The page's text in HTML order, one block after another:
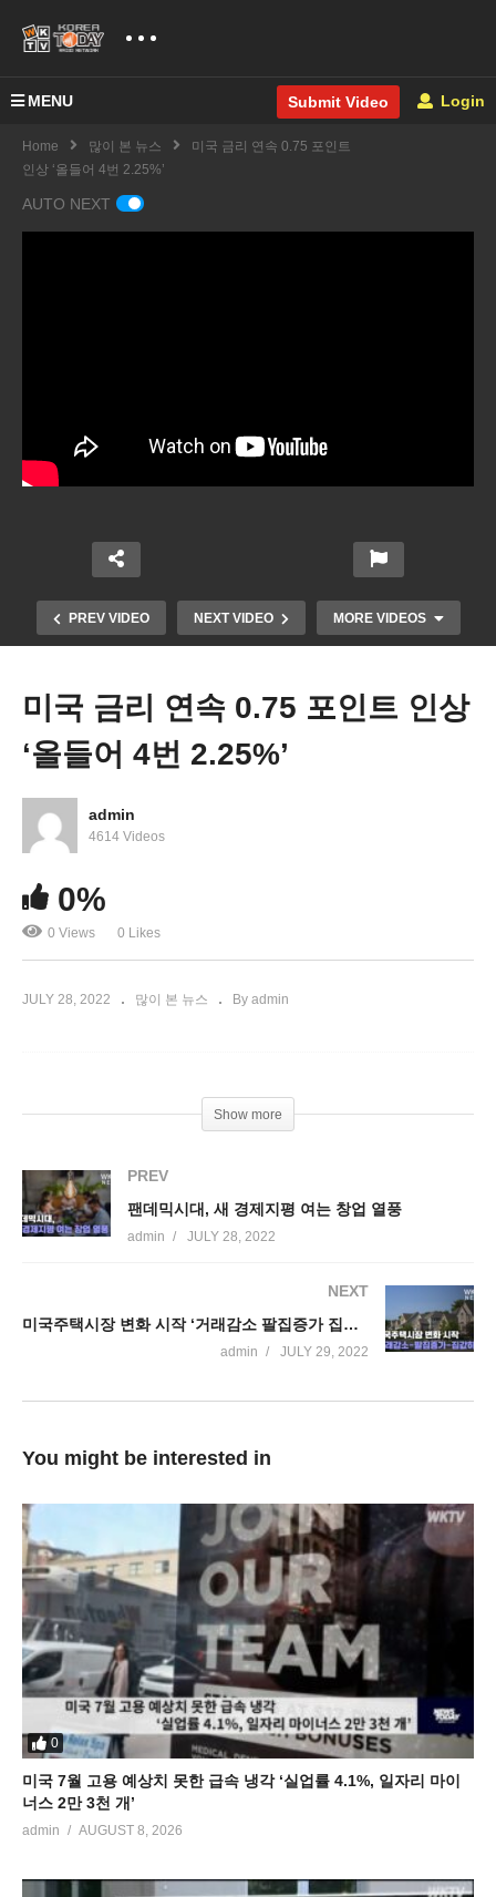
MENU Submit Video Login
Home 많이 본 뉴스
미국 금리 연속 0.75 포인트
인상 ‘올들어 4번 2.25%’
AUTO NEXT
PREV VIDEO NEXT VIDEO MORE VIDEOS
너지 비용 절약
미국 금리 연속 0.75 포인트 인상
‘올들어 4번 2.25%’
admin
4614 Videos
0%
0 Views 0 Likes
JULY 28, 2022 많이 본 뉴스 By admin
Show more
PREV
팬데믹시대, 새 경제지평 여는 창업 열풍
admin JULY 28, 2022
NEXT
미국주택시장 변화 시작 ‘거래감소 팔집증가 집갑하락’
admin JULY 29, 2022
You might be interested in
0
미국 7월 고용 예상치 못한 급속 냉각 ‘실업률 4.1%, 일자리 마이
너스 2만 3천 개’
admin AUGUST 8, 2026